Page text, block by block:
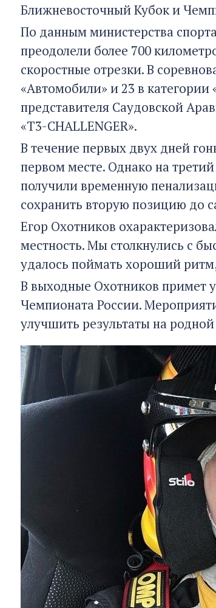
Ближневосточный Кубок и
По данным министерства
преодолели более 700
скоростные отрезки. В
«Автомобили» и 23 в
представителя Саудовской
«T3-CHALLENGER».
В течение первых двух дней
первом месте. Однако на
получили временную
сохранить вторую позицию до
Егор Охотников
местность. Мы столкнулись с
удалось поймать хороший
В выходные Охотников примет
Чемпионата России.
улучшить результаты на